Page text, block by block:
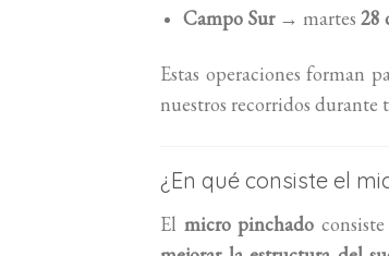
Campo Sur→ martes 28
Estas operaciones forman
nuestros recorridos durante
¿En qué consiste el
El micro pinchado